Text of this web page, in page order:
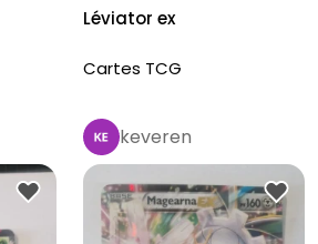
Léviator ex
Cartes TCG
keveren